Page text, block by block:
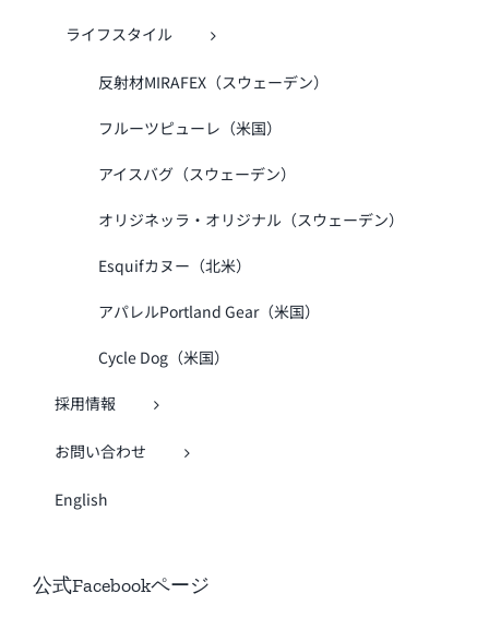
ライフスタイル
反射材MIRAFEX（スウェーデン）
フルーツピューレ（米国）
アイスバグ（スウェーデン）
オリジネッラ・オリジナル（スウェーデン）
Esquifカヌー（北米）
アパレルPortland Gear（米国）
Cycle Dog（米国）
採用情報
お問い合わせ
English
公式Facebookページ